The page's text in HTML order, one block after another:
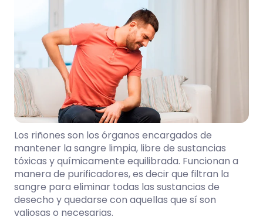
Los riñones son los órganos encargados de
mantener la sangre limpia, libre de sustancias
tóxicas y químicamente equilibrada. Funcionan a
manera de purificadores, es decir que filtran la
sangre para eliminar todas las sustancias de
desecho y quedarse con aquellas que sí son
valiosas o necesarias.